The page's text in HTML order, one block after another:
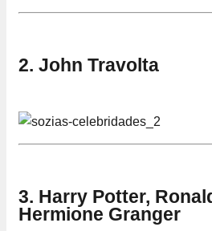
2. John Travolta
3. Harry Potter,
Hermione Granger